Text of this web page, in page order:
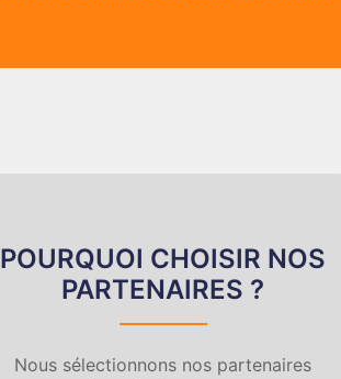
POURQUOI CHOISIR NOS
PARTENAIRES ?
Nous sélectionnons nos partenaires